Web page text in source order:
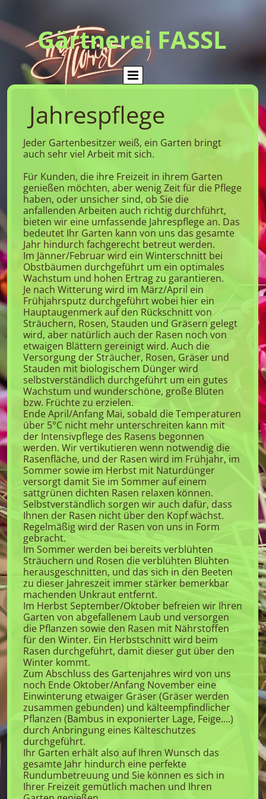
Gärtnerei FASSL
Jahrespflege
Jeder Gartenbesitzer weiß, ein Garten bringt
auch sehr viel Arbeit mit sich.
Für Kunden, die ihre Freizeit in ihrem Garten
genießen möchten, aber wenig Zeit für die Pflege
haben, oder unsicher sind, ob Sie die
anfallenden Arbeiten auch richtig durchführt,
bieten wir eine umfassende Jahrespflege an. Das
bedeutet Ihr Garten kann von uns das gesamte
Jahr hindurch fachgerecht betreut werden.
Im Jänner/Februar wird ein Winterschnitt bei
Obstbäumen durchgeführt um ein optimales
Wachstum und hohen Ertrag zu garantieren.
Je nach Witterung wird im März/April ein
Frühjahrsputz durchgeführt wobei hier ein
Hauptaugenmerk auf den Rückschnitt von
Sträuchern, Rosen, Stauden und Gräsern gelegt
wird, aber natürlich auch der Rasen noch von
etwaigen Blättern gereinigt wird. Auch die
Versorgung der Sträucher, Rosen, Gräser und
Stauden mit biologischem Dünger wird
selbstverständlich durchgeführt um ein gutes
Wachstum und wunderschöne, große Blüten
bzw. Früchte zu erzielen.
Ende April/Anfang Mai, sobald die Temperaturen
über 5°C nicht mehr unterschreiten kann mit
der Intensivpflege des Rasens begonnen
werden. Wir vertikutieren wenn notwendig die
Rasenfläche, und der Rasen wird im Frühjahr, im
Sommer sowie im Herbst mit Naturdünger
versorgt damit Sie im Sommer auf einem
sattgrünen dichten Rasen relaxen können.
Selbstverständlich sorgen wir auch dafür, dass
Ihnen der Rasen nicht über den Kopf wächst.
Regelmäßig wird der Rasen von uns in Form
gebracht.
Im Sommer werden bei bereits verblühten
Sträuchern und Rosen die verblühten Blühten
herausgeschnitten, und das sich in den Beeten
zu dieser Jahreszeit immer stärker bemerkbar
machenden Unkraut entfernt.
Im Herbst September/Oktober befreien wir Ihren
Garten von abgefallenem Laub und versorgen
die Pflanzen sowie den Rasen mit Nährstoffen
für den Winter. Ein Herbstschnitt wird beim
Rasen durchgeführt, damit dieser gut über den
Winter kommt.
Zum Abschluss des Gartenjahres wird von uns
noch Ende Oktober/Anfang November eine
Einwinterung etwaiger Gräser (Gräser werden
zusammen gebunden) und kälteempfindlicher
Pflanzen (Bambus in exponierter Lage, Feige....)
durch Anbringung eines Kälteschutzes
durchgeführt.
Ihr Garten erhält also auf Ihren Wunsch das
gesamte Jahr hindurch eine perfekte
Rundumbetreuung und Sie können es sich in
Ihrer Freizeit gemütlich machen und Ihren